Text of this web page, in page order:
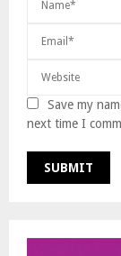
Save my
next time I